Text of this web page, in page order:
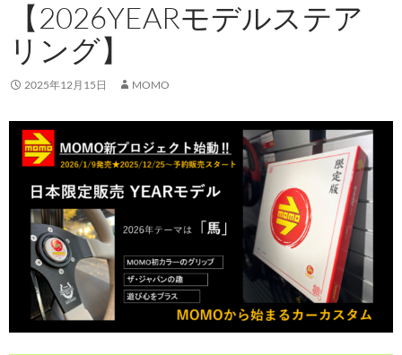
【2026YEARモデルステア
リング】
2025年12月15日 MOMO